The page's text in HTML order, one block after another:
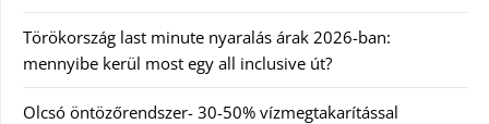
Törökország last minute nyaralás árak 2026-ban:
mennyibe kerül most egy all inclusive út?
Olcsó öntözőrendszer- 30-50% vízmegtakarítással